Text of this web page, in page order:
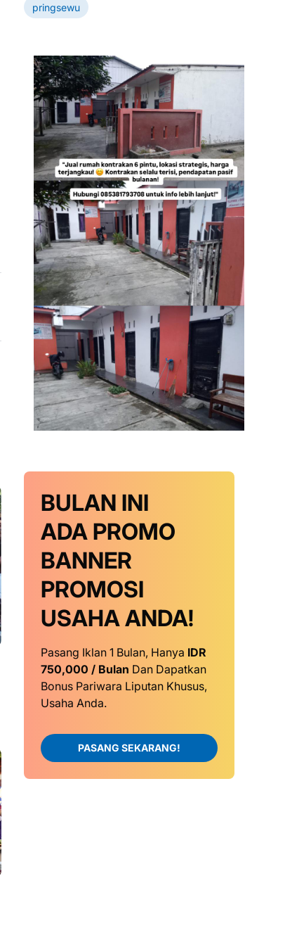
pringsewu
BULAN INI
ADA PROMO
BANNER
PROMOSI
USAHA ANDA!
Pasang Iklan 1 Bulan, Hanya IDR
750,000 / Bulan Dan Dapatkan
Bonus Pariwara Liputan Khusus,
Usaha Anda.
PASANG SEKARANG!